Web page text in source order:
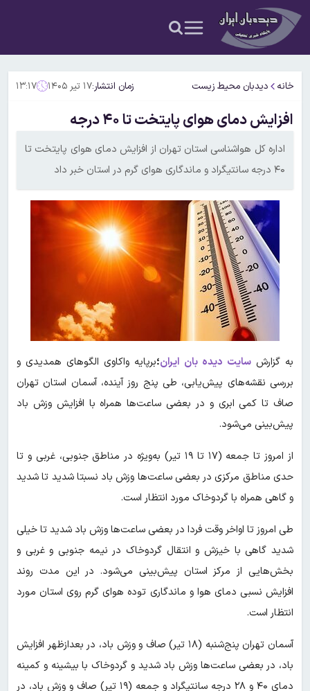
خانه دیدبان محیط زیست زمان انتشار:۱۷ تیر ۱۴۰۵ ۱۳:۱۷
افزایش دمای هوای پایتخت تا ۴۰ درجه
اداره‌ کل هواشناسی استان تهران از افزایش دمای هوای پایتخت تا
۴۰ درجه سانتیگراد و ماندگاری هوای گرم در استان خبر داد
به گزارشسایت دیده بان ایران؛برپایه واکاوی الگوهای همدیدی و
بررسی نقشه‌های پیش‌یابی، طی پنج روز آینده، آسمان استان تهران
صاف تا کمی ابری و در بعضی ساعت‌ها همراه با افزایش وزش باد
پیش‌بینی می‌شود.
از امروز تا جمعه (۱۷ تا ۱۹ تیر) به‌ویژه در مناطق جنوبی، غربی و تا
حدی مناطق مرکزی در بعضی ساعت‌ها وزش باد نسبتا شدید تا شدید
و گاهی همراه با گردوخاک مورد انتظار است.
طی امروز تا اواخر وقت فردا در بعضی ساعت‌ها وزش باد شدید تا خیلی
شدید گاهی با خیزش و انتقال گردوخاک در نیمه جنوبی و غربی و
بخش‌هایی از مرکز استان پیش‌بینی می‌شود. در این مدت روند
افزایش نسبی دمای هوا و ماندگاری توده هوای گرم روی استان مورد
انتظار است.
آسمان تهران پنج‌شنبه (۱۸ تیر) صاف و وزش باد، در بعدازظهر افزایش
باد، در بعضی ساعت‌ها وزش باد شدید و گردوخاک با بیشینه و کمینه
دمای ۴۰ و ۲۸ درجه سانتیگراد و جمعه (۱۹ تیر) صاف و وزش باد، در